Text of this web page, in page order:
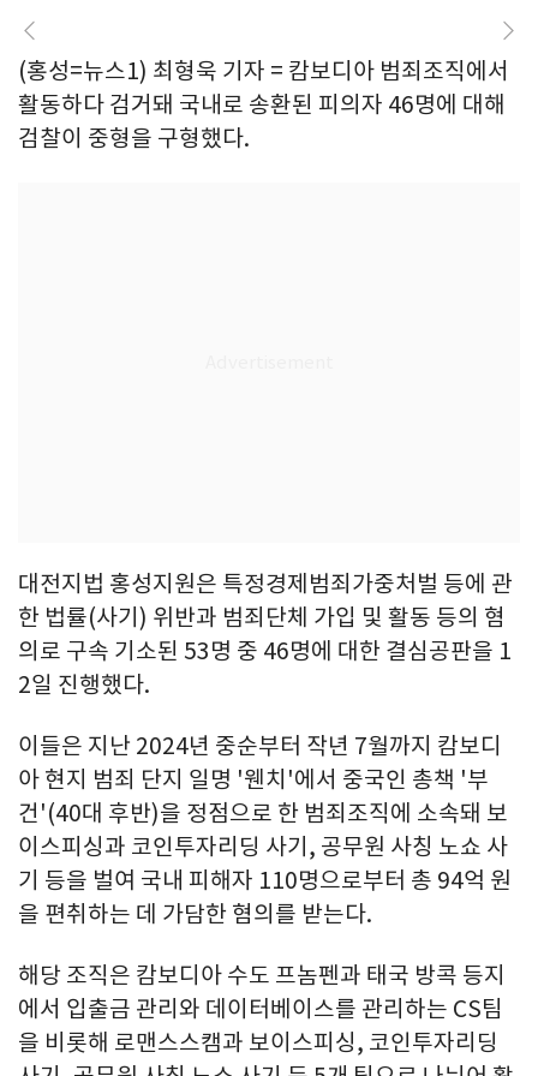
(홍성=뉴스1) 최형욱 기자 = 캄보디아 범죄조직에서
활동하다 검거돼 국내로 송환된 피의자 46명에 대해
검찰이 중형을 구형했다.
대전지법 홍성지원은 특정경제범죄가중처벌 등에 관
한 법률(사기) 위반과 범죄단체 가입 및 활동 등의 혐
의로 구속 기소된 53명 중 46명에 대한 결심공판을 1
2일 진행했다.
이들은 지난 2024년 중순부터 작년 7월까지 캄보디
아 현지 범죄 단지 일명 '웬치'에서 중국인 총책 '부
건'(40대 후반)을 정점으로 한 범죄조직에 소속돼 보
이스피싱과 코인투자리딩 사기, 공무원 사칭 노쇼 사
기 등을 벌여 국내 피해자 110명으로부터 총 94억 원
을 편취하는 데 가담한 혐의를 받는다.
해당 조직은 캄보디아 수도 프놈펜과 태국 방콕 등지
에서 입출금 관리와 데이터베이스를 관리하는 CS팀
을 비롯해 로맨스스캠과 보이스피싱, 코인투자리딩